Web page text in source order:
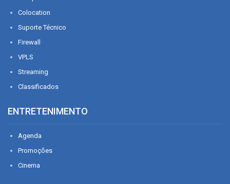
Colocation
Suporte Técnico
Firewall
VPLS
Streaming
Classificados
ENTRETENIMENTO
Agenda
Promoções
Cinema